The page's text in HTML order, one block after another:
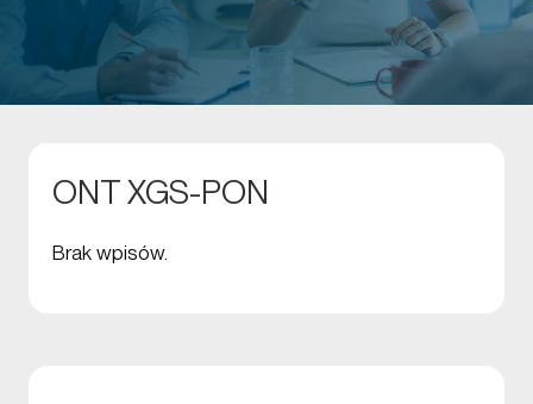
ONT XGS-PON
Brak wpisów.